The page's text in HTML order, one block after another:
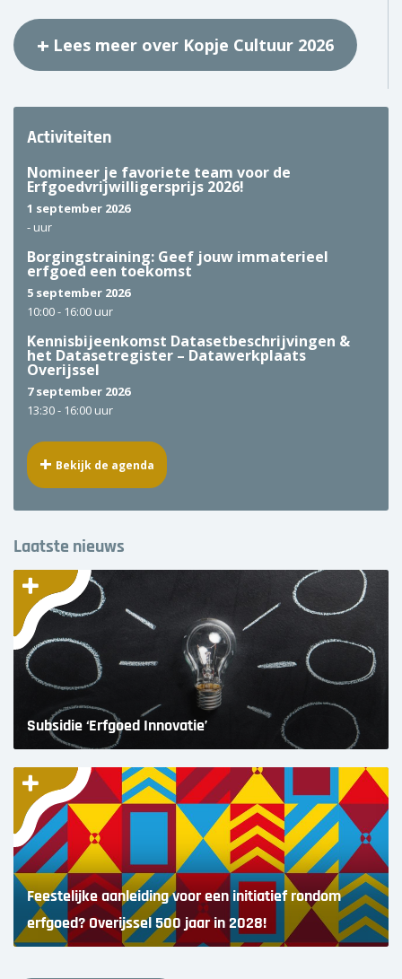
Lees meer over Kopje Cultuur 2026
Activiteiten
Nomineer je favoriete team voor de
Erfgoedvrijwilligersprijs 2026!
1 september 2026
- uur
Borgingstraining: Geef jouw immaterieel
erfgoed een toekomst
5 september 2026
10:00 - 16:00 uur
Kennisbijeenkomst Datasetbeschrijvingen &
het Datasetregister – Datawerkplaats
Overijssel
7 september 2026
13:30 - 16:00 uur
Bekijk de agenda
Laatste nieuws
Subsidie ‘Erfgoed Innovatie’
Feestelijke aanleiding voor een initiatief rondom
erfgoed? Overijssel 500 jaar in 2028!